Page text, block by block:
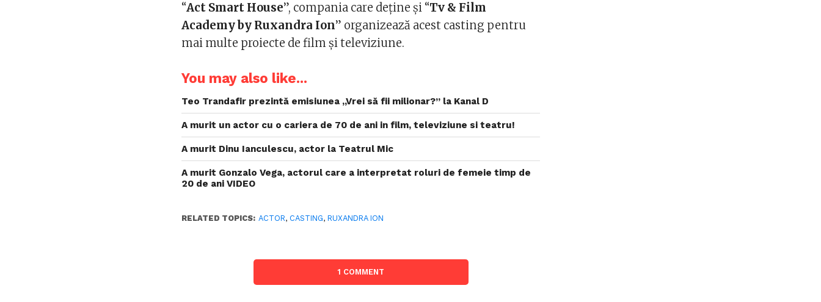
“Act Smart House”, compania care deține și “Tv & Film
Academy by Ruxandra Ion” organizează acest casting pentru
mai multe proiecte de film și televiziune.
You may also like...
Teo Trandafir prezintă emisiunea „Vrei să fii milionar?” la Kanal D
A murit un actor cu o cariera de 70 de ani in film, televiziune si teatru!
A murit Dinu Ianculescu, actor la Teatrul Mic
A murit Gonzalo Vega, actorul care a interpretat roluri de femeie timp de
20 de ani VIDEO
RELATED TOPICS: ACTOR, CASTING,RUXANDRA ION
1 COMMENT